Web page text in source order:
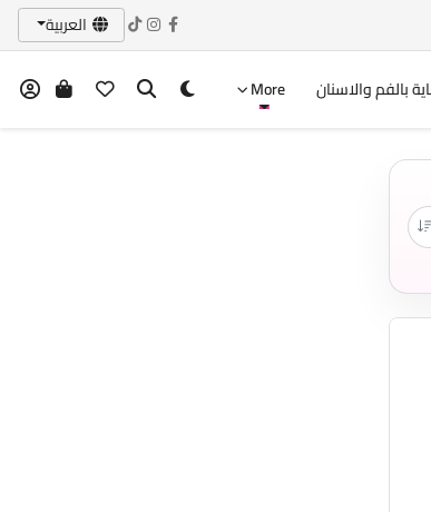
العربية
بالفم والاسنان More